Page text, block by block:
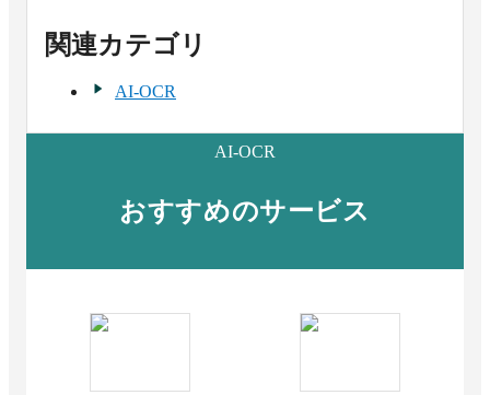
関連カテゴリ
AI-OCR
AI-OCR
おすすめのサービス